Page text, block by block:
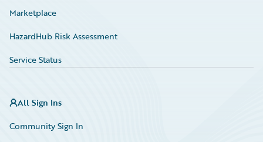
Marketplace
HazardHub Risk Assessment
Service Status
All Sign Ins
Community Sign In